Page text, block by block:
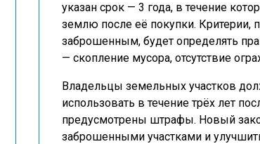
указан срок — 3 года, в течение
землю после её покупки. Критерии,
заброшенным, будет определять
— скопление мусора, отсутствие
Владельцы земельных участков
использовать в течение трёх лет
предусмотрены штрафы. Новый
заброшенными участками и